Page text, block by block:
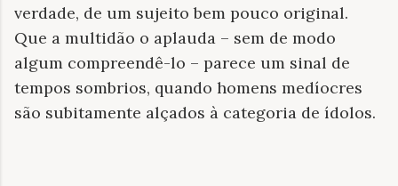
verdade, de um sujeito bem pouco original.
Que a multidão o aplauda – sem de modo
algum compreendê-lo – parece um sinal de
tempos sombrios, quando homens medíocres
são subitamente alçados à categoria de ídolos.